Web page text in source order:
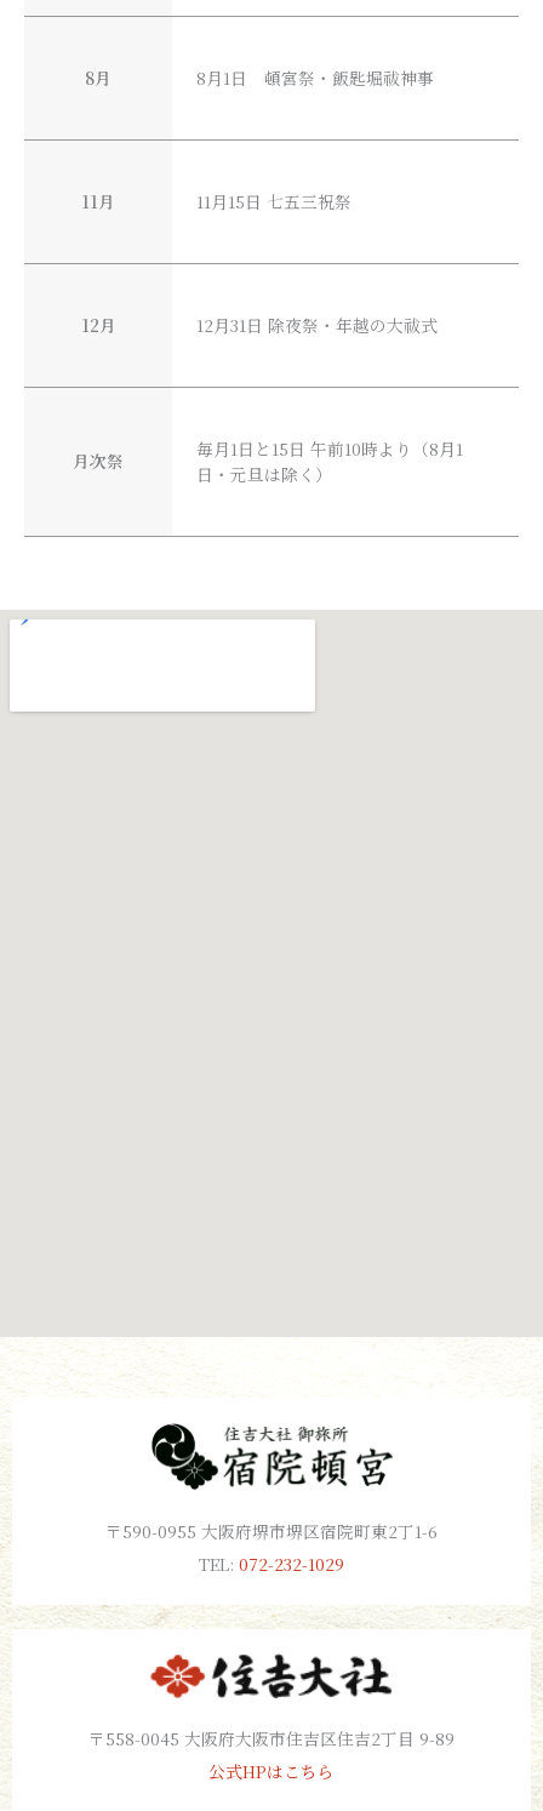
8月 8月1日 頓宮祭・飯匙堀祓神事
11月 11月15日 七五三祝祭
12月 12月31日 除夜祭・年越の大祓式
月次祭
毎月1日と15日 午前10時より（8月1
日・元旦は除く）
〒590-0955 大阪府堺市堺区宿院町東2丁1-6
TEL: 072-232-1029
〒558-0045 大阪府大阪市住吉区住吉2丁目 9-89
公式HPはこちら